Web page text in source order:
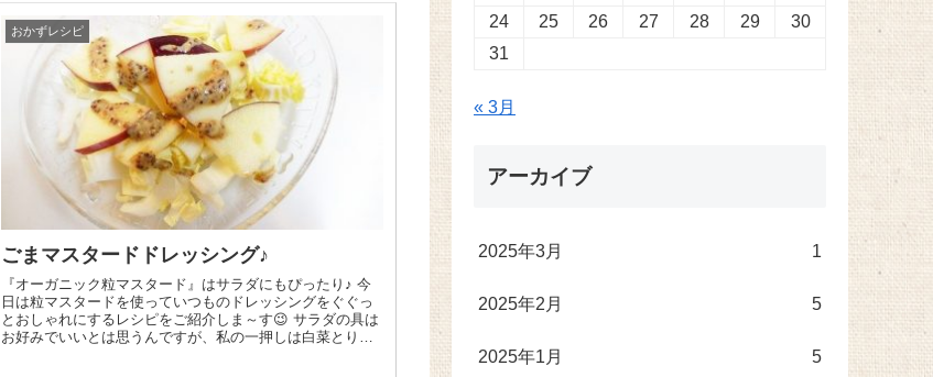
おかずレシピ
ごまマスタードドレッシング♪
『オーガニック粒マスタード』はサラダにもぴったり♪ 今
日は粒マスタードを使っていつものドレッシングをぐぐっ
とおしゃれにするレシピをご紹介しま～す😉 サラダの具は
お好みでいいとは思うんですが、私の一押しは白菜とりん
24
25 26 27 28 29
30
31
« 3月
アーカイブ
2025年3月 1
2025年2月 5
2025年1月 5